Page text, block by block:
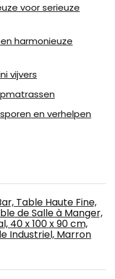
voor serieuze
harmonieuze
vijvers
en verhelpen
Table Haute Fine,
de Salle à Manger,
40 x 100 x 90 cm,
Industriel, Marron